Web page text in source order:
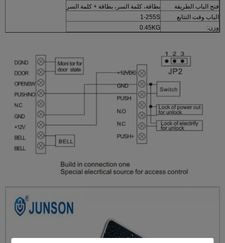
فتح الباب الطريقة
بطاقة، كلمة السر، بطاقة + كلمة السر
الباب وقت التتابع
1-255S
وزن:
0.45KG